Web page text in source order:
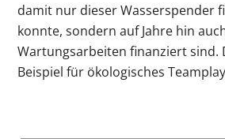
damit nur dieser Wasserspender
konnte, sondern auf Jahre hin
Wartungsarbeiten finanziert sind.
Beispiel für ökologisches